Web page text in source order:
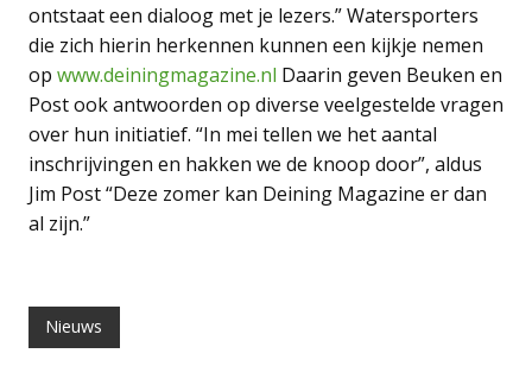
ontstaat een dialoog met je lezers.” Watersporters
die zich hierin herkennen kunnen een kijkje nemen
op www.deiningmagazine.nl Daarin geven Beuken en
Post ook antwoorden op diverse veelgestelde vragen
over hun initiatief. “In mei tellen we het aantal
inschrijvingen en hakken we de knoop door”, aldus
Jim Post “Deze zomer kan Deining Magazine er dan
al zijn.”
Nieuws